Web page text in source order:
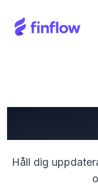
Finflow logo
Håll dig